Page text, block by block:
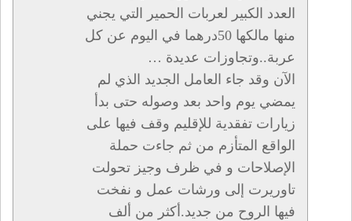
العدد الكبير لعربات الحمير التي يجني
منها مالكها 50درهما في اليوم عن كل
عربة..وتجاوزات عديدة …
الآن وقد جاء العامل الجديد الذي لم
يمضي يوم واحد بعد وصوله حتى بدأ
زيارات تفقدية للإقليم وقف فيها على
الواقع المتأزم من ثم جاءت حملة
الإصلاحات و في ظرف وجيز تحولت
تاوريرت إلى ورشات عمل و نفخت
فيها الروح من جديد.أكثر من ألف